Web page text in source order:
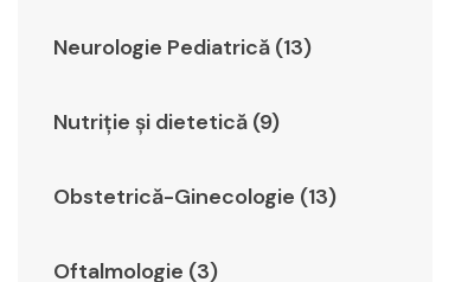
Neurologie Pediatrică (13)
Nutriție și dietetică (9)
Obstetrică-Ginecologie (13)
Oftalmologie (3)